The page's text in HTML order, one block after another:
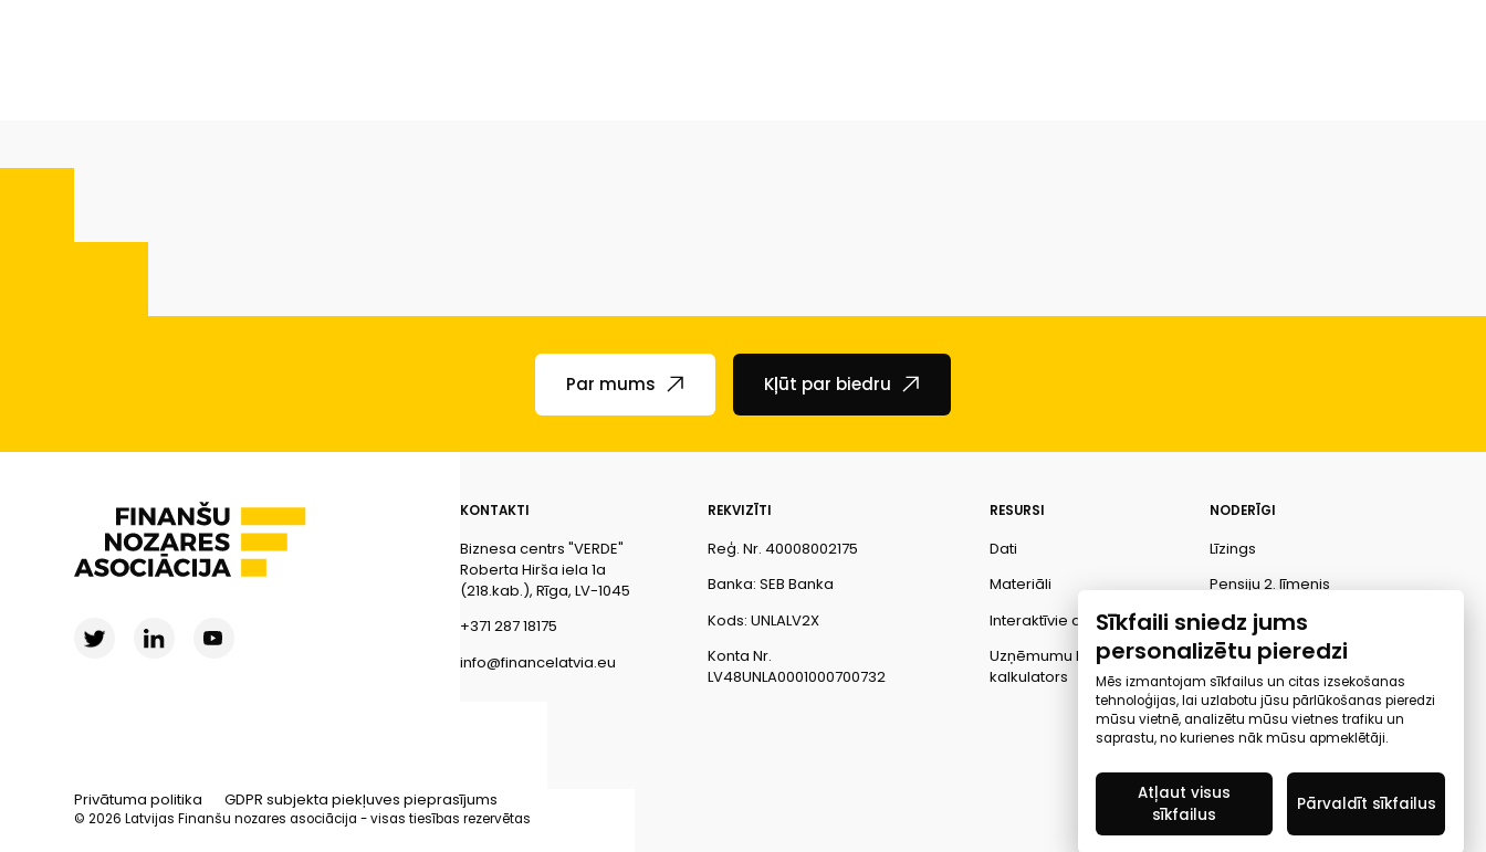
Par mums Kļūt par biedru
KONTAKTI
Biznesa centrs "VERDE"
Roberta Hirša iela 1a
(218.kab.), Rīga, LV-1045
+371 287 18175
info@financelatvia.eu
REKVIZĪTI
Reģ. Nr. 40008002175
Banka: SEB Banka
Kods: UNLALV2X
Konta Nr.
LV48UNLA0001000700732
RESURSI
Dati
Materiāli
Interaktīvie dati
Uzņēmumu kredītspējas
kalkulators
NODERĪGI
Līzings
Pensiju 2. līmenis
Finanšu pratība
Ombuds
Privātuma politika GDPR subjekta piekļuves pieprasījums
© 2026 Latvijas Finanšu nozares asociācija - visas tiesības rezervētas
Sīkfaili sniedz jums
personalizētu pieredzi
Mēs izmantojam sīkfailus un citas izsekošanas
tehnoloģijas, lai uzlabotu jūsu pārlūkošanas pieredzi
mūsu vietnē, analizētu mūsu vietnes trafiku un
saprastu, no kurienes nāk mūsu apmeklētāji.
Atļaut visus
sīkfailus
Pārvaldīt sīkfailus